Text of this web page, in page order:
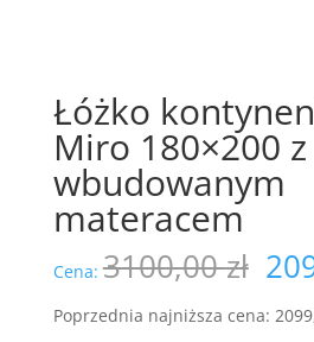
Łóżko
Miro 180×200 z
wbudowanym
materacem
Cena: 3100,00zł
Poprzednia najniższa cena: